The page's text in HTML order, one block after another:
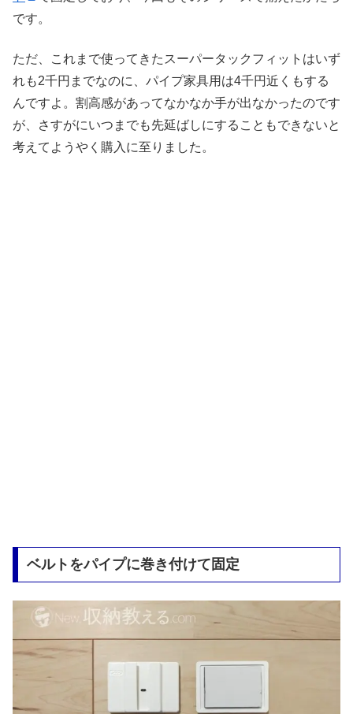
です。
ただ、これまで使ってきたスーパータックフィットはいず
れも2千円までなのに、パイプ家具用は4千円近くもする
んですよ。割高感があってなかなか手が出なかったのです
が、さすがにいつまでも先延ばしにすることもできないと
考えてようやく購入に至りました。
ベルトをパイプに巻き付けて固定